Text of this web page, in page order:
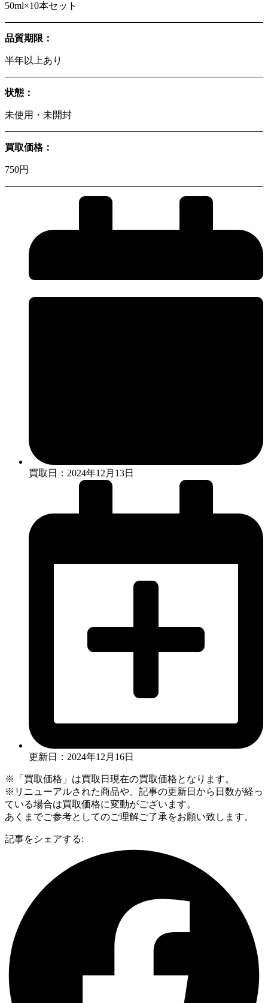
50ml×10本セット
品質期限：
半年以上あり
状態：
未使用・未開封
買取価格：
750円
買取日：2024年12月13日
更新日：2024年12月16日
※「買取価格」は買取日現在の買取価格となります。
※リニューアルされた商品や、記事の更新日から日数が経っ
ている場合は買取価格に変動がございます。
あくまでご参考としてのご理解ご了承をお願い致します。
記事をシェアする: